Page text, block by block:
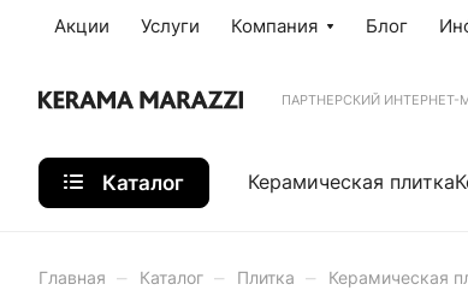
Акции Услуги Компания Блог
ПАРТНЕРСКИЙ ИНТЕРНЕТ-
Каталог Керамическая плитка
Главная – Каталог – Плитка – Керамическая